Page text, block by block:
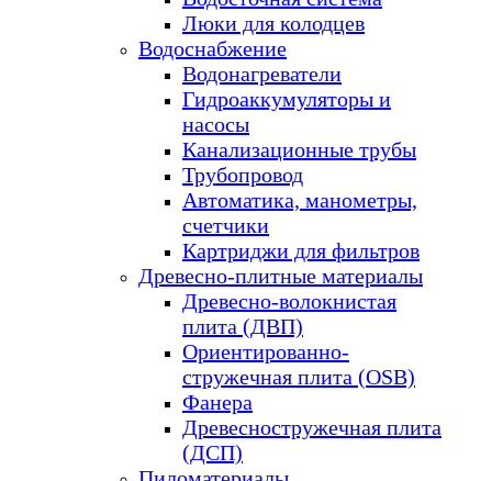
Люки для колодцев
Водоснабжение
Водонагреватели
Гидроаккумуляторы и
насосы
Канализационные трубы
Трубопровод
Автоматика, манометры,
счетчики
Картриджи для фильтров
Древесно-плитные материалы
Древесно-волокнистая
плита (ДВП)
Ориентированно-
стружечная плита (OSB)
Фанера
Древесностружечная плита
(ДСП)